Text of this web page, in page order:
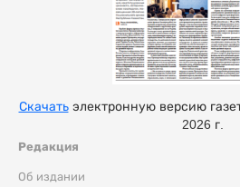
Редакция
Об издании
Скачатьэлектронную версию
2026 г.